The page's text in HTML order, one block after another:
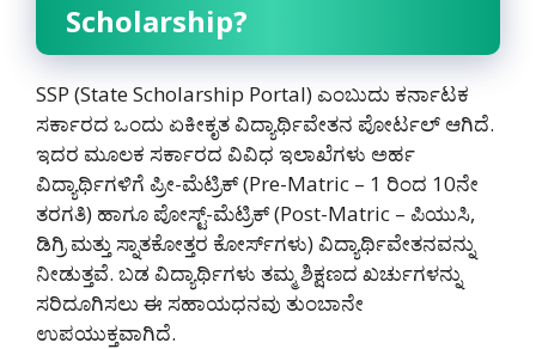
Scholarship?
SSP (State Scholarship Portal) ಎಂಬುದು ಕರ್ನಾಟಕ
ಸರ್ಕಾರದ ಒಂದು ಏಕೀಕೃತ ವಿದ್ಯಾರ್ಥಿವೇತನ ಪೋರ್ಟಲ್ ಆಗಿದೆ.
ಇದರ ಮೂಲಕ ಸರ್ಕಾರದ ವಿವಿಧ ಇಲಾಖೆಗಳು ಅರ್ಹ
ವಿದ್ಯಾರ್ಥಿಗಳಿಗೆ ಪ್ರೀ-ಮೆಟ್ರಿಕ್ (Pre-Matric – 1 ರಿಂದ 10ನೇ
ತರಗತಿ) ಹಾಗೂ ಪೋಸ್ಟ್-ಮೆಟ್ರಿಕ್ (Post-Matric – ಪಿಯುಸಿ,
ಡಿಗ್ರಿ ಮತ್ತು ಸ್ನಾತಕೋತ್ತರ ಕೋರ್ಸ್‌ಗಳು) ವಿದ್ಯಾರ್ಥಿವೇತನವನ್ನು
ನೀಡುತ್ತವೆ. ಬಡ ವಿದ್ಯಾರ್ಥಿಗಳು ತಮ್ಮ ಶಿಕ್ಷಣದ ಖರ್ಚುಗಳನ್ನು
ಸರಿದೂಗಿಸಲು ಈ ಸಹಾಯಧನವು ತುಂಬಾನೇ
ಉಪಯುಕ್ತವಾಗಿದೆ.